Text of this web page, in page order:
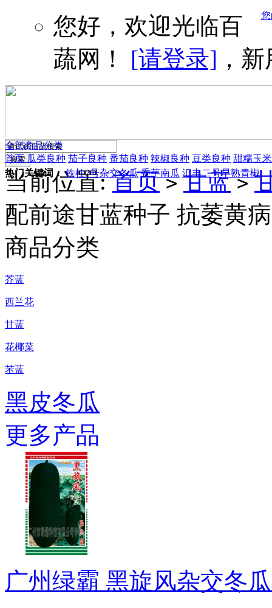
您好，欢迎光临百
蔬网！ [请登录] ，
热门关键词： 铁柱2号杂交冬瓜 香芋南瓜 汇丰二号早熟青椒
全部商品分类
首页 瓜类良种 茄子良种 番茄良种 辣椒良种 豆类良种 甜糯玉米
当前位置:首页 > 甘蓝 >
配前途甘蓝种子 抗萎黄
商品分类
芥蓝
西兰花
甘蓝
花椰菜
苤蓝
黑皮冬瓜
更多产品
广州绿霸 黑旋风杂交冬